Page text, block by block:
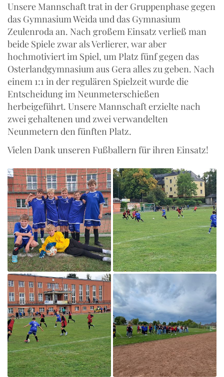
Unsere Mannschaft trat in der Gruppenphase gegen
das Gymnasium Weida und das Gymnasium
Zeulenroda an. Nach großem Einsatz verließ man
beide Spiele zwar als Verlierer, war aber
hochmotiviert im Spiel, um Platz fünf gegen das
Osterlandgymnasium aus Gera alles zu geben. Nach
einem 1:1 in der regulären Spielzeit wurde die
Entscheidung im Neunmeterschießen
herbeigeführt. Unsere Mannschaft erzielte nach
zwei gehaltenen und zwei verwandelten
Neunmetern den fünften Platz.
Vielen Dank unseren Fußballern für ihren Einsatz!